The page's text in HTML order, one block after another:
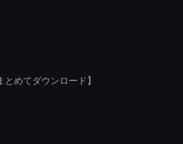
めてダウンロード】